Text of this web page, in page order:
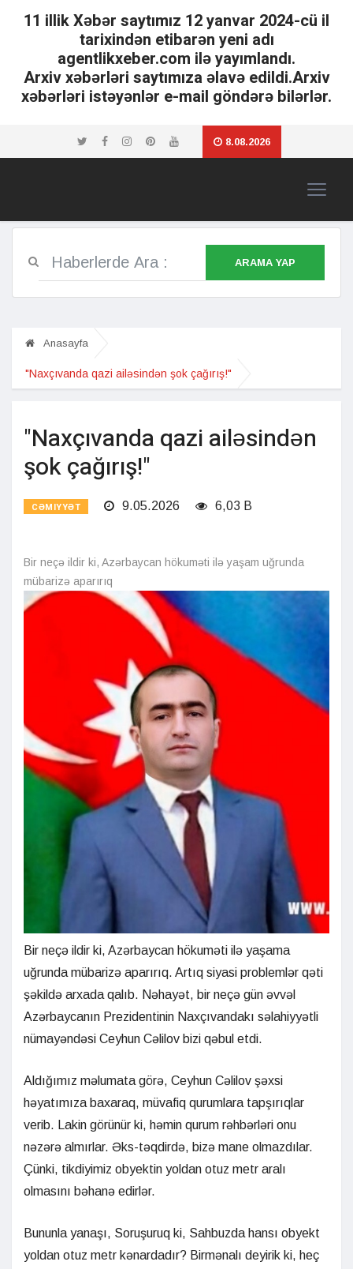
11 illik Xəbər saytımız 12 yanvar 2024-cü il
tarixindən etibarən yeni adı
agentlikxeber.com ilə yayımlandı.
Arxiv xəbərləri saytımıza əlavə edildi.Arxiv
xəbərləri istəyənlər e-mail göndərə bilərlər.
8.08.2026
ARAMA YAP
Anasayfa
"Naxçıvanda qazi ailəsindən şok çağırış!"
"Naxçıvanda qazi ailəsindən
şok çağırış!"
CƏMIYYƏT 9.05.2026 6,03 B
Bir neçə ildir ki, Azərbaycan hökuməti ilə yaşam uğrunda
mübarizə aparırıq
Bir neçə ildir ki, Azərbaycan hökuməti ilə yaşama
uğrunda mübarizə aparırıq. Artıq siyasi problemlər qəti
şəkildə arxada qalıb. Nəhayət, bir neçə gün əvvəl
Azərbaycanın Prezidentinin Naxçıvandakı səlahiyyətli
nümayəndəsi Ceyhun Cəlilov bizi qəbul etdi.
Aldığımız məlumata görə, Ceyhun Cəlilov şəxsi
həyatımıza baxaraq, müvafiq qurumlara tapşırıqlar
verib. Lakin görünür ki, həmin qurum rəhbərləri onu
nəzərə almırlar. Əks-təqdirdə, bizə mane olmazdılar.
Çünki, tikdiyimiz obyektin yoldan otuz metr aralı
olmasını bəhanə edirlər.
Bununla yanaşı, Soruşuruq ki, Sahbuzda hansı obyekt
yoldan otuz metr kənardadır? Birmənalı deyirik ki, heç